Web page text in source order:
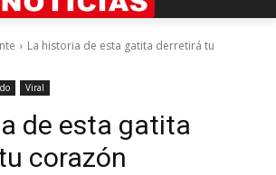
La historia de esta gatita derretirá tu
Viral
de esta gatita
corazón